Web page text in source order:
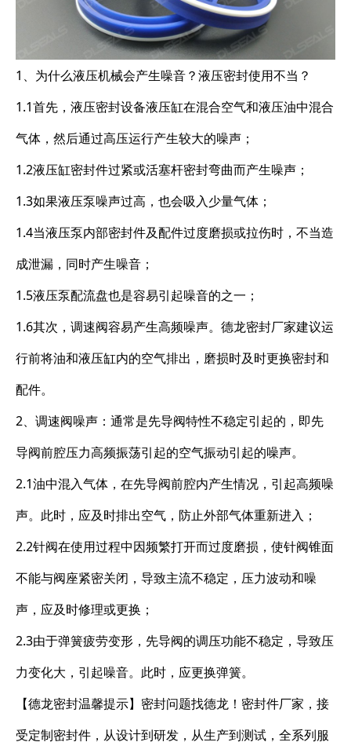
1、为什么液压机械会产生噪音？液压密封使用不当？
1.1首先，液压密封设备液压缸在混合空气和液压油中混合
气体，然后通过高压运行产生较大的噪声；
1.2液压缸密封件过紧或活塞杆密封弯曲而产生噪声；
1.3如果液压泵噪声过高，也会吸入少量气体；
1.4当液压泵内部密封件及配件过度磨损或拉伤时，不当造
成泄漏，同时产生噪音；
1.5液压泵配流盘也是容易引起噪音的之一；
1.6其次，调速阀容易产生高频噪声。德龙密封厂家建议运
行前将油和液压缸内的空气排出，磨损时及时更换密封和
配件。
2、调速阀噪声：通常是先导阀特性不稳定引起的，即先
导阀前腔压力高频振荡引起的空气振动引起的噪声。
2.1油中混入气体，在先导阀前腔内产生情况，引起高频噪
声。此时，应及时排出空气，防止外部气体重新进入；
2.2针阀在使用过程中因频繁打开而过度磨损，使针阀锥面
不能与阀座紧密关闭，导致主流不稳定，压力波动和噪
声，应及时修理或更换；
2.3由于弹簧疲劳变形，先导阀的调压功能不稳定，导致压
力变化大，引起噪音。此时，应更换弹簧。
【德龙密封温馨提示】密封问题找德龙！密封件厂家，接
受定制密封件，从设计到研发，从生产到测试，全系列服